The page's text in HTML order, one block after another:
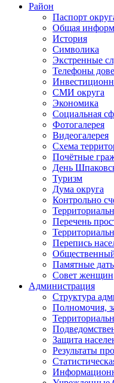
Район
Паспорт
Общая
История
Символика
Экстренные
Телефоны
СМИ округа
Экономика
Социальная
Фотогалерея
Видеогалерея
Схема
Почётные
День
Туризм
Дума округа
Контрольно
Перечень
Перепись
Памятные
Совет женщин
Администрация
Структура
Полномочия,
Защита
Результаты